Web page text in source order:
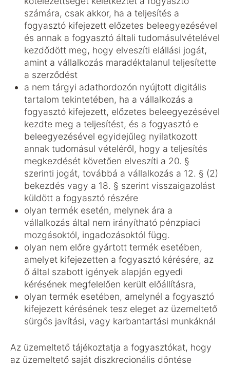
számára, csak akkor, ha a teljesítés a
fogyasztó kifejezett előzetes beleegyezésével
és annak a fogyasztó általi tudomásulvételével
kezdődött meg, hogy elveszíti elállási jogát,
amint a vállalkozás maradéktalanul teljesítette
a szerződést
a nem tárgyi adathordozón nyújtott digitális
tartalom tekintetében, ha a vállalkozás a
fogyasztó kifejezett, előzetes beleegyezésével
kezdte meg a teljesítést, és a fogyasztó e
beleegyezésével egyidejűleg nyilatkozott
annak tudomásul vételéről, hogy a teljesítés
megkezdését követően elveszíti a 20. §
szerinti jogát, továbbá a vállalkozás a 12. § (2)
bekezdés vagy a 18. § szerint visszaigazolást
küldött a fogyasztó részére
olyan termék esetén, melynek ára a
vállalkozás által nem irányítható pénzpiaci
mozgásoktól, ingadozásoktól függ.
olyan nem előre gyártott termék esetében,
amelyet kifejezetten a fogyasztó kérésére, az
ő által szabott igények alapján egyedi
kérésének megfelelően került előállításra,
olyan termék esetében, amelynél a fogyasztó
kifejezett kérésének tesz eleget az üzemeltető
sürgős javítási, vagy karbantartási munkáknál
Az üzemeltető tájékoztatja a fogyasztókat, hogy
az üzemeltető saját diszkrecionális döntése